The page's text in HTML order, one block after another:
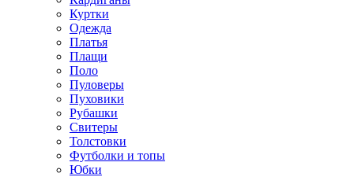
Куртки
Одежда
Платья
Плащи
Поло
Пуловеры
Пуховики
Рубашки
Свитеры
Толстовки
Футболки и топы
Юбки